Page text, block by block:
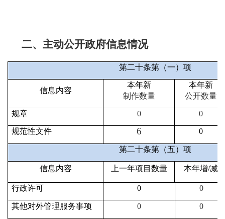
二、主动公开政府信息情况
第二十条第（一）项
信息内容
本年新
制作数量
本年新
公开数量
规章 0 0
规范性文件 6 0
第二十条第（五）项
信息内容 上一年项目数量 本年增/减
行政许可 0 0
其他对外管理服务事项 0 0